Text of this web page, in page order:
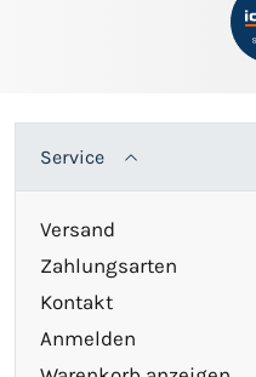
Service
Versand
Zahlungsarten
Kontakt
Anmelden